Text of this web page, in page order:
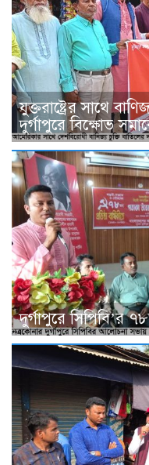
যুক্তরাষ্ট্রের সাথে
দুর্গাপুরে বিক্ষোভ
দুর্গাপুরে সিপিবি’র